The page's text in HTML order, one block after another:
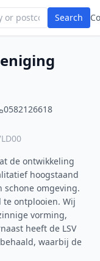
Search
0582126618
de ontwikkeling
hoogstaand
schone omgeving.
ontplooien. Wij
vorming,
heeft de LSV
waarbij de